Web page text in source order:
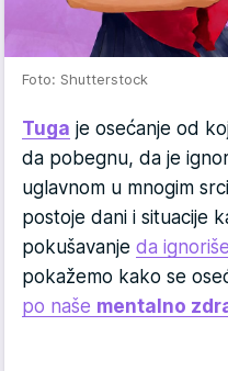
Foto: Shutterstock
Tuga je osećanje od
da pobegnu, da je
uglavnom u mnogim
postoje dani i situacije
pokušavanje da
pokažemo kako se
po naše mentalno